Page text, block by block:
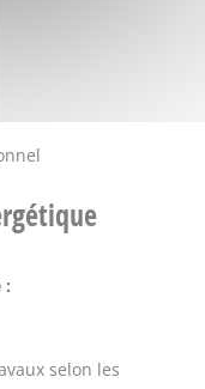
:
selon les